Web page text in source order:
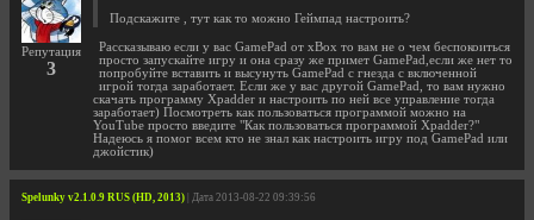
Репутация
3
Подскажите , тут как то можно Геймпад настроить?
Рассказываю если у вас GamePad от xBox то вам не о чем беспокоиться
просто запускайте игру и она сразу же примет GamePad,если же нет то
попробуйте вставить и высунуть GamePad с гнезда с включенной
игрой тогда заработает. Если же у вас другой GamePad, то вам нужно
скачать программу Xpadder и настроить по ней все управление тогда
заработает) Посмотреть как пользоваться программой можно на
YouTube просто введите "Как пользоваться программой Xpadder?"
Надеюсь я помог всем кто не знал как настроить игру под GamePad или
джойстик)
Spelunky v2.1.0.9 RUS (HD, 2013) | Дата 2013-08-22 09:39:56